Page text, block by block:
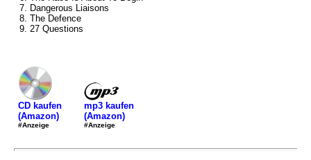
7. Dangerous Liaisons
8. The Defence
9. 27 Questions
CD kaufen
(Amazon)
#Anzeige
mp3 kaufen
(Amazon)
#Anzeige